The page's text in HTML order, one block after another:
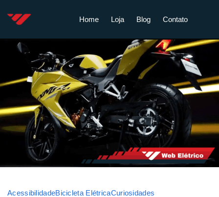
Home Loja Blog Contato
AcessibilidadeBicicleta ElétricaCuriosidades